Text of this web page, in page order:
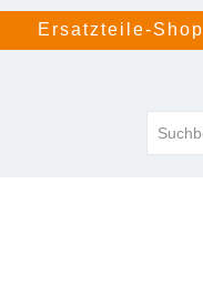
Ersatzteile-Shop